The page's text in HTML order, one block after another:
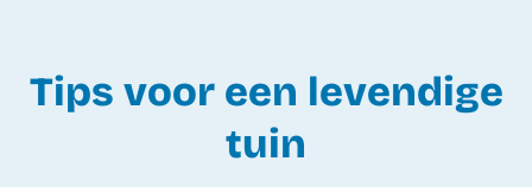
Tips voor een levendige
tuin